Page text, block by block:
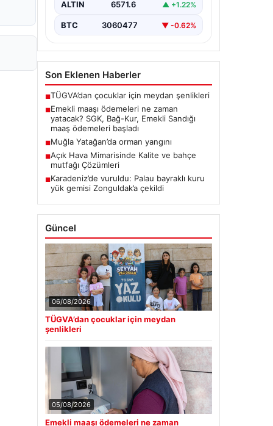
ALTIN 6571.6 ▲ +1.22%
BTC 3060477 ▼ -0.62%
Son Eklenen Haberler
■TÜGVA’dan çocuklar için meydan şenlikleri
■Emekli maaşı ödemeleri ne zaman
yatacak? SGK, Bağ-Kur, Emekli Sandığı
maaş ödemeleri başladı
■Muğla Yatağan’da orman yangını
■Açık Hava Mimarisinde Kalite ve bahçe
mutfağı Çözümleri
■Karadeniz’de vuruldu: Palau bayraklı kuru
yük gemisi Zonguldak’a çekildi
Güncel
06/08/2026
TÜGVA’dan çocuklar için meydan
şenlikleri
05/08/2026
Emekli maaşı ödemeleri ne zaman